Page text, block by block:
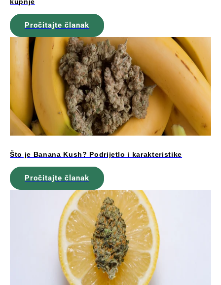
Pročitajte članak
Što je Banana Kush? Podrijetlo i karakteristike
Pročitajte članak